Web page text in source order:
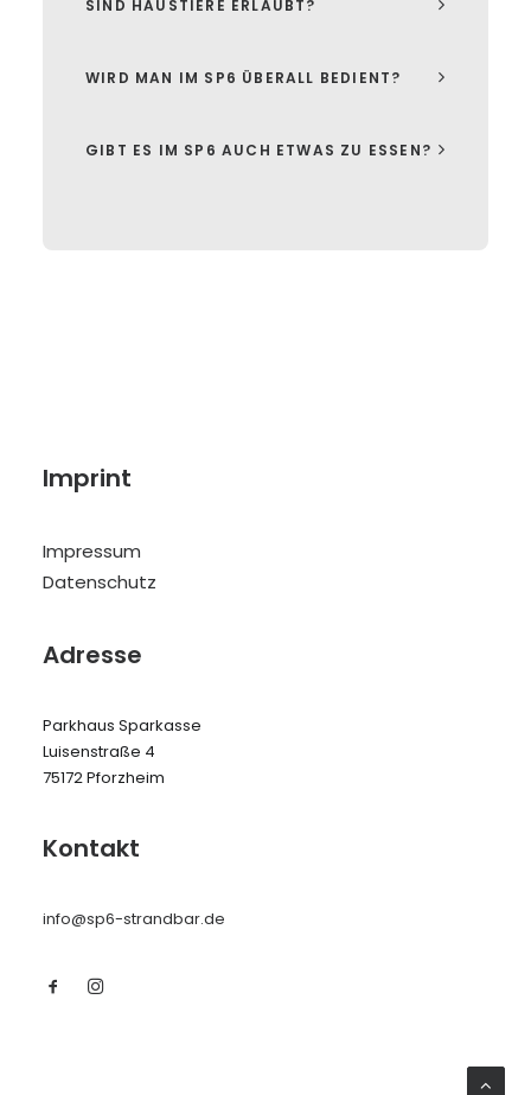
SIND HAUSTIERE ERLAUBT?
WIRD MAN IM SP6 ÜBERALL BEDIENT?
GIBT ES IM SP6 AUCH ETWAS ZU ESSEN?
Imprint
Impressum
Datenschutz
Adresse
Parkhaus Sparkasse
Luisenstraße 4
75172 Pforzheim
Kontakt
info@sp6-strandbar.de